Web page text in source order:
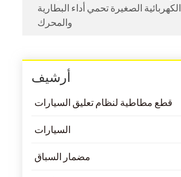
الكهربائية الصغيرة تحمي أداء البطارية
والمحرك
أرشيف
قطع مطاطية لنظام تعليق السيارات
السيارات
مضمار السباق